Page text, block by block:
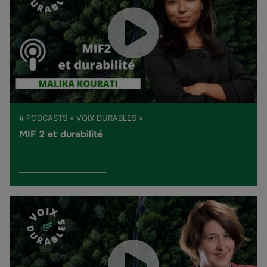
# PODCASTS « VOIX DURABLES »
MIF 2 et durabilité